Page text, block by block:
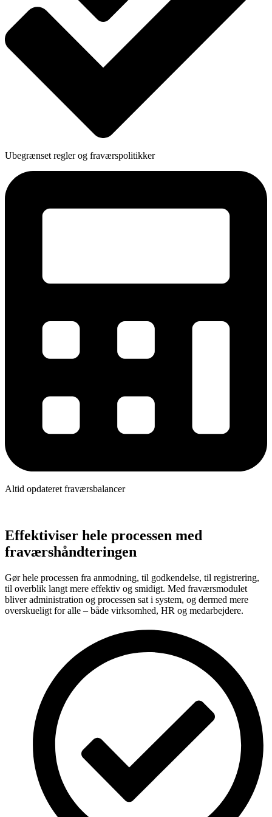
Ubegrænset regler og fraværspolitikker
Altid opdateret fraværsbalancer
Effektiviser hele processen med
fraværshåndteringen
Gør hele processen fra anmodning, til godkendelse, til registrering,
til overblik langt mere effektiv og smidigt. Med fraværsmodulet
bliver administration og processen sat i system, og dermed mere
overskueligt for alle – både virksomhed, HR og medarbejdere.